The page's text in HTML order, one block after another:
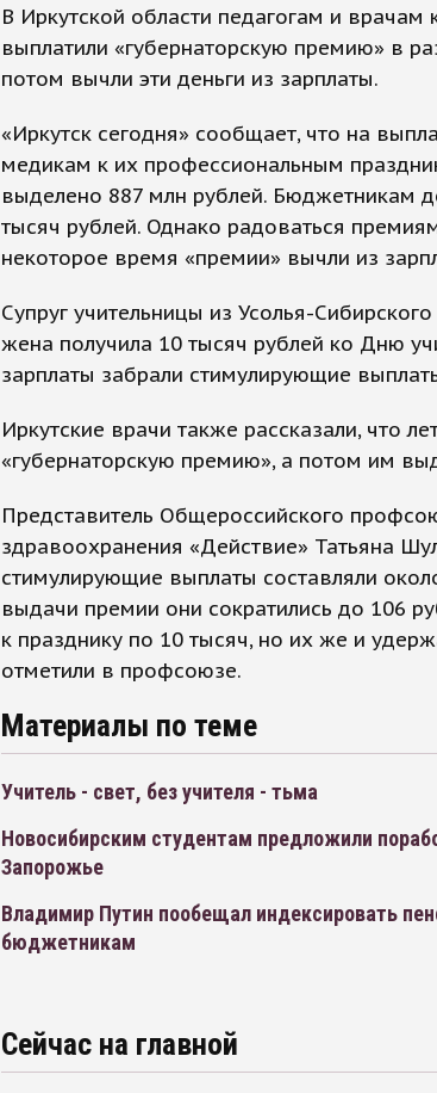
В Иркутской области педагогам и
выплатили «губернаторскую премию» в
потом вычли эти деньги из зарплаты.
«Иркутск сегодня» сообщает, что на
медикам к их профессиональным
выделено 887 млн рублей. Бюджетникам
тысяч рублей. Однако радоваться
некоторое время «премии» вычли из
Супруг учительницы из Усолья-
жена получила 10 тысяч рублей ко Дню
зарплаты забрали стимулирующие
Иркутские врачи также рассказали, что
«губернаторскую премию», а потом им
Представитель Общероссийского
здравоохранения «Действие» Татьяна
стимулирующие выплаты составляли
выдачи премии они сократились до 106
к празднику по 10 тысяч, но их же и
отметили в профсоюзе.
Материалы по теме
Учитель - свет, без учителя - тьма
Новосибирским студентам предложили
Запорожье
Владимир Путин пообещал индексировать
бюджетникам
Сейчас на главной